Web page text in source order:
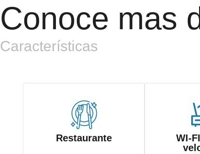
Conoce mas
Características
Restaurante
WI-